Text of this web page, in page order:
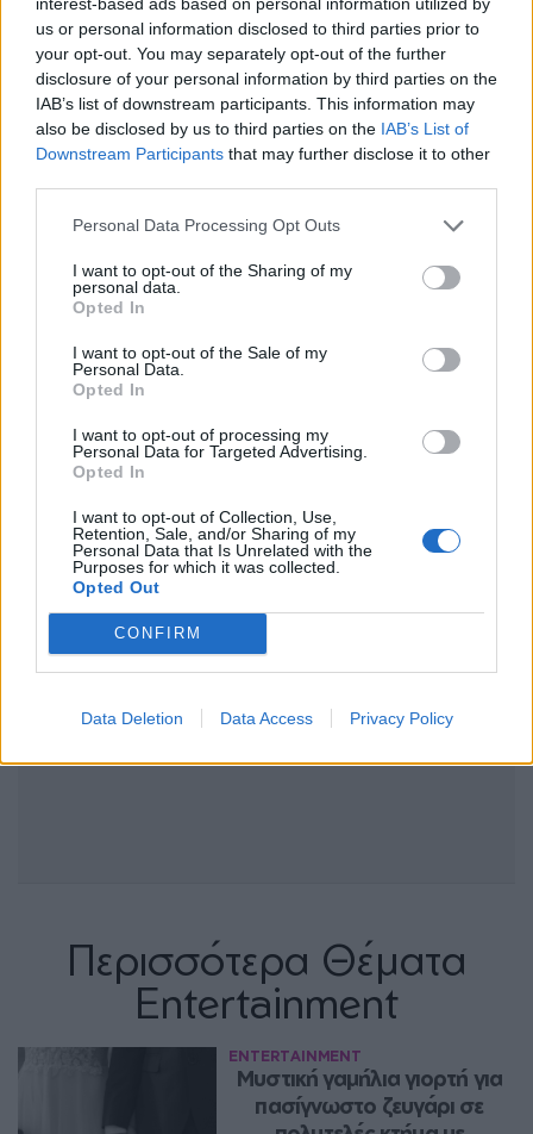
us or personal information disclosed to third parties prior to
your opt-out. You may separately opt-out of the further
disclosure of your personal information by third parties on the
IAB’s list of downstream participants. This information may
also be disclosed by us to third parties on the IAB’s List of
Downstream Participants that may further disclose it to other
Personal Data Processing Opt Outs
I want to opt-out of the Sharing of my
personal data.
Opted In
I want to opt-out of the Sale of my
Personal Data.
Opted In
I want to opt-out of processing my
Personal Data for Targeted Advertising.
Opted In
I want to opt-out of Collection, Use,
Retention, Sale, and/or Sharing of my
Personal Data that Is Unrelated with the
Purposes for which it was collected.
Opted Out
CONFIRM
Data Deletion Data Access Privacy Policy
Ακολουθήστε το Pink.gr στοGoogle Newsκαι
μάθετε πρώτοιτα πιο hot νέα.
Ακολουθήστε το Pink.gr και στο
Περισσότερα Θέματα
Entertainment
ENTERTAINMENT
Μυστική γαμήλια γιορτή για
πασίγνωστο ζευγάρι σε